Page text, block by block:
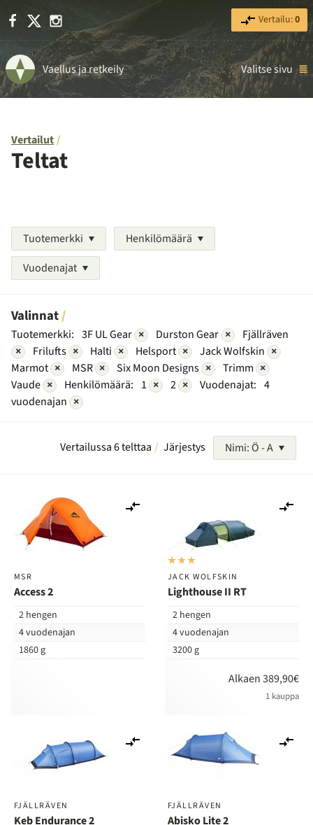
Facebook Instagram Vertailu:0
Vaellus ja retkeily Valitse sivu
Vertailut
Teltat
Tuotemerkki
Henkilömäärä
Vuodenajat
Valinnat
Tuotemerkki: 3F UL Gear × Durston Gear ×
Fjällräven
×
Frilufts × Halti × Helsport × Jack Wolfskin ×
Marmot × MSR × Six Moon Designs × Trimm ×
Vaude × Henkilömäärä: 1 × 2 × Vuodenajat: 4
vuodenajan ×
Vertailussa 6 telttaa Järjestys Nimi: Ö - A
MSR
Access 2
2 hengen
4 vuodenajan
1860 g
JACK WOLFSKIN
Lighthouse II RT
2 hengen
4 vuodenajan
3200 g
Alkaen 389,90€
1 kauppa
FJÄLLRÄVEN
Keb Endurance 2
vertailuun
FJÄLLRÄVEN
Abisko Lite 2